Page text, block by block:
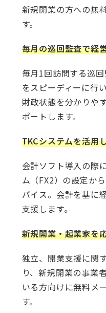
新規開業の方への無
す。
毎月の巡回監査で経
毎月1回訪問する巡
をスピーディーに行
財政状態を分かりや
ポートします。
TKCシステムを活用
会計ソフト導入の際
ム（FX2）の設定か
バイス。会計を基に
支援します。
新規開業・起業家を
独立、開業支援に関
り、新規開業の事業
いる方向けに無料メ
す。